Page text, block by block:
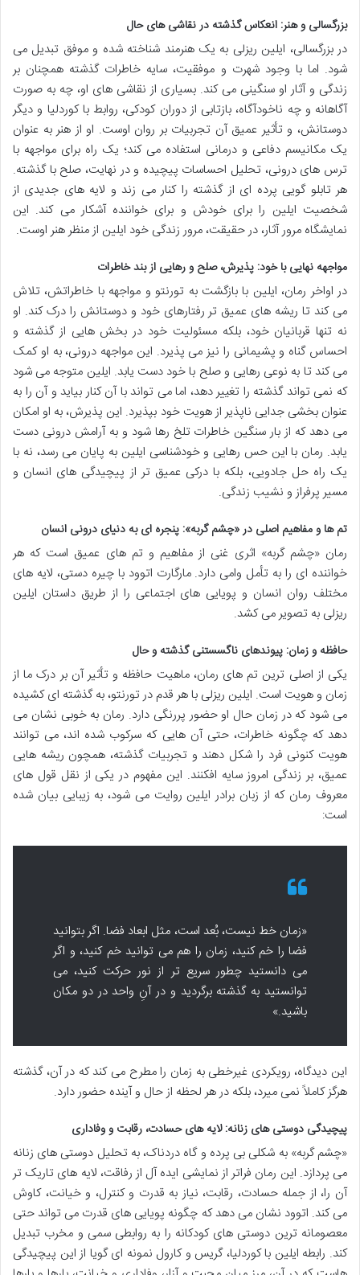
بزرگسالی و هنر: انعکاس گذشته در نقاشی های حال
در بزرگسالی، ایلین ریزلی به یک هنرمند شناخته شده و موفق تبدیل می
شود. اما با وجود شهرت و موفقیت، سایه خاطرات گذشته همچنان بر
زندگی و آثار او سنگینی می کند. بسیاری از نقاشی های او، چه به صورت
آگاهانه و چه ناخودآگاه، بازتابی از دوران کودکی، روابط با کوردلیا و دیگر
دوستانش، و تأثیر عمیق آن تجربیات بر روان اوست. او از هنر به عنوان
یک مکانیسم دفاعی و درمانی استفاده می کند؛ یک راه برای مواجهه با
ترس های درونی، تحلیل احساسات پیچیده و در نهایت، صلح با گذشته.
هر تابلو گویی پرده ای از گذشته را کنار می زند و لایه های جدیدی از
شخصیت ایلین را برای خودش و برای خواننده آشکار می کند. این
نمایشگاه مرور آثار، در حقیقت، مرور زندگی خود ایلین از منظر هنر اوست.
مواجهه نهایی با خود: پذیرش، صلح و رهایی از بند خاطرات
در اواخر رمان، ایلین با بازگشت به تورنتو و مواجهه با خاطراتش، تلاش
می کند تا ریشه های عمیق تر رفتارهای خود و دوستانش را درک کند. او
نه تنها قربانیان خود، بلکه مسئولیت خود در بخش هایی از گذشته و
احساس گناه و پشیمانی را نیز می پذیرد. این مواجهه درونی، به او کمک
می کند تا به نوعی رهایی و صلح با خود دست یابد. ایلین متوجه می شود
که نمی تواند گذشته را تغییر دهد، اما می تواند با آن کنار بیاید و آن را به
عنوان بخشی جدایی ناپذیر از هویت خود بپذیرد. این پذیرش، به او امکان
می دهد که از بار سنگین خاطرات تلخ رها شود و به آرامش درونی دست
یابد. رمان با این حس رهایی و خودشناسی ایلین به پایان می رسد، نه با
یک راه حل جادویی، بلکه با درکی عمیق تر از پیچیدگی های انسان و
مسیر پرفراز و نشیب زندگی.
تم ها و مفاهیم اصلی در «چشم گربه»: پنجره ای به دنیای درونی انسان
رمان «چشم گربه» اثری غنی از مفاهیم و تم های عمیق است که هر
خواننده ای را به تأمل وامی دارد. مارگارت اتوود با چیره دستی، لایه های
مختلف روان انسان و پویایی های اجتماعی را از طریق داستان ایلین
ریزلی به تصویر می کشد.
حافظه و زمان: پیوندهای ناگسستنی گذشته و حال
یکی از اصلی ترین تم های رمان، ماهیت حافظه و تأثیر آن بر درک ما از
زمان و هویت است. ایلین ریزلی با هر قدم در تورنتو، به گذشته ای کشیده
می شود که در زمان حال او حضور پررنگی دارد. رمان به خوبی نشان می
دهد که چگونه خاطرات، حتی آن هایی که سرکوب شده اند، می توانند
هویت کنونی فرد را شکل دهند و تجربیات گذشته، همچون ریشه هایی
عمیق، بر زندگی امروز سایه افکنند. این مفهوم در یکی از نقل قول های
معروف رمان که از زبان برادر ایلین روایت می شود، به زیبایی بیان شده
است:
«زمان خط نیست، بُعد است، مثل ابعاد فضا. اگر بتوانید
فضا را خم کنید، زمان را هم می توانید خم کنید، و اگر
می دانستید چطور سریع تر از نور حرکت کنید، می
توانستید به گذشته برگردید و در آنِ واحد در دو مکان
باشید.»
این دیدگاه، رویکردی غیرخطی به زمان را مطرح می کند که در آن، گذشته
هرگز کاملاً نمی میرد، بلکه در هر لحظه از حال و آینده حضور دارد.
پیچیدگی دوستی های زنانه: لایه های حسادت، رقابت و وفاداری
«چشم گربه» به شکلی بی پرده و گاه دردناک، به تحلیل دوستی های زنانه
می پردازد. این رمان فراتر از نمایشی ایده آل از رفاقت، لایه های تاریک تر
آن را، از جمله حسادت، رقابت، نیاز به قدرت و کنترل، و خیانت، کاوش
می کند. اتوود نشان می دهد که چگونه پویایی های قدرت می تواند حتی
معصومانه ترین دوستی های کودکانه را به روابطی سمی و مخرب تبدیل
کند. رابطه ایلین با کوردلیا، گریس و کارول نمونه ای گویا از این پیچیدگی